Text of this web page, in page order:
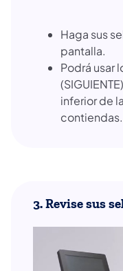
Haga sus
pantalla.
Podrá usar
inferior de
contiendas.
3. Revise sus